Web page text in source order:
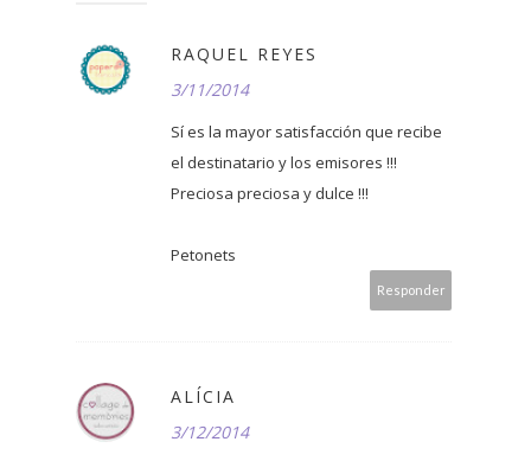
RAQUEL REYES
3/11/2014
Sí es la mayor satisfacción que recibe
el destinatario y los emisores !!!
Preciosa preciosa y dulce !!!
Petonets
Responder
ALÍCIA
3/12/2014